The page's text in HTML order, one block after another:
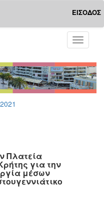
ΕΙΣΟΔΟΣ
Toggle
2021
Πλατεία
για την
μέσων